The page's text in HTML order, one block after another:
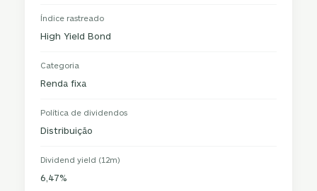
Índice rastreado
High Yield Bond
Categoria
Renda fixa
Política de dividendos
Distribuição
Dividend yield (12m)
6,47%